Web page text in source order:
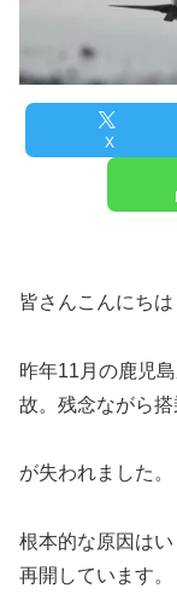
X
皆さんこんにちは
昨年11月の鹿児
故。残念ながら
が失われました。
根本的な原因は
再開しています。